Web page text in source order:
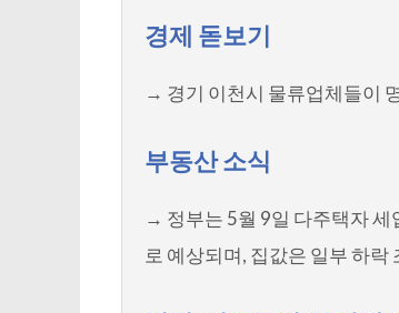
경제 돋보기
→ 경기 이천시 물류업체들이
부동산 소식
→ 정부는 5월 9일 다주택자 세
로 예상되며, 집값은 일부 하락